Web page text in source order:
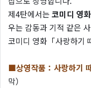
제4탄에서는 코미디 영화
우는 감동과 기적 같은
코미디 영화「사랑하기
■상영작품：사랑하기
막）